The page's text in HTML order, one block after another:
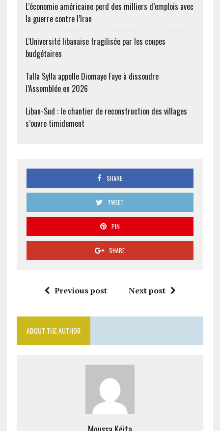
L’économie américaine perd des milliers d’emplois avec
la guerre contre l’Iran
L’Université libanaise fragilisée par les coupes
budgétaires
Talla Sylla appelle Diomaye Faye à dissoudre
l’Assemblée en 2026
Liban-Sud : le chantier de reconstruction des villages
s’ouvre timidement
SHARE
TWEET
PIN
SHARE
Previous post Next post
ABOUT THE AUTHOR